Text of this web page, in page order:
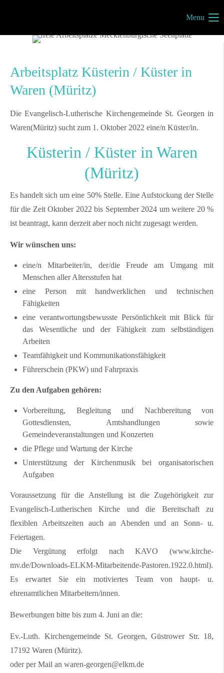
4420 Regstrup
Dänemark
info@mueritzportal.de
Kontakt
FAQ
Müritzer-News
Müritzer-Veranstaltungen
Müritzer-Stellenmarkt
Menu
Arbeitsplatz Küsterin / Küster in
Waren (Müritz)
Die Evangelisch-Lutherische Kirchengemeinde St. Georgen in
Waren(Müritz) sucht zum 1. Oktober 2022 eine/n Küster/in.
Küsterin / Küster in Waren
(Müritz)
Es handelt sich um eine 50% Stelle. Eine Aufstockung der Stelle
für die Zeit Oktober 2022 bis September 2024 um weitere 20 %
ist beantragt, kann derzeit aber noch nicht zugesagt werden.
Wir wünschen uns:
eine/n Mitarbeiter/in, der/die Freude am Umgang mit
Menschen aller Altersstufen hat
eine Person mit handwerklichen und technischen
Fähigkeiten
eine verantwortungsbewusste Persönlichkeit mit Blick für
das Wesentliche und der Fähigkeit zum selbständigen
Arbeiten
Teamfähigkeit und Kommunikationsfähigkeit
Führerschein (PKW) und Fahrpraxis
Zu den Aufgaben gehören:
Vorbereitung, Begleitung und Nachbereitung von
Gottesdiensten, Amtshandlungen sowie
Gemeindeveranstaltungen und Konzerten
die Pflege und Wartung der Kirche
Unterstützung der Kirchenmusik bei organisatorischen
Aufgaben
Voraussetzung für die Anstellung ist die Zugehörigkeit zur
Evangelisch-Lutherischen Kirche und die Bereitschaft zu
flexiblen Arbeitszeiten auch an Abenden und an Sonn- u.
Feiertagen.
Die Vergütung erfolgt nach KAVO (www.kirche-
mv.de/Downloads-ELKM-Mitarbeitende-Pastoren.1922.0.html).
Es erwartet Sie ein motiviertes Team von haupt- u.
ehrenamtlichen Mitarbeitern/innen.
Bewerbungen bitte bis zum 4. Juni an die:
Ev.-Luth. Kirchengemeinde St. Georgen, Güstrower Str. 18,
17192 Waren (Müritz).
oder per Mail an waren-georgen@elkm.de